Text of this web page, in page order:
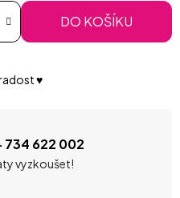
DO KOŠÍKU
♥️
734 622 002
vyzkoušet!